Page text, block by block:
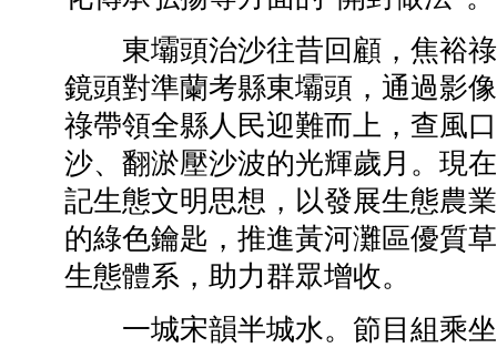
東壩頭治沙往昔回顧，焦裕祿
鏡頭對準蘭考縣東壩頭，通過影
祿帶領全縣人民迎難而上，查風
沙、翻淤壓沙波的光輝歲月。現
記生態文明思想，以發展生態農
的綠色鑰匙，推進黃河灘區優質
生態體系，助力群眾增收。
一城宋韻半城水。節目組乘坐